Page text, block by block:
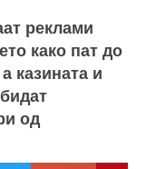
реклами
како пат до
казината и
од